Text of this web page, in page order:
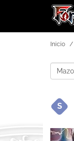
Inicio
S